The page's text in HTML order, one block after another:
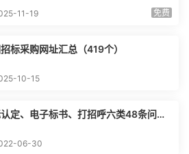
11-19 免费
标采购网址汇总（419个）
10-15
定、电子标书、打招呼六类48条问题
06-30